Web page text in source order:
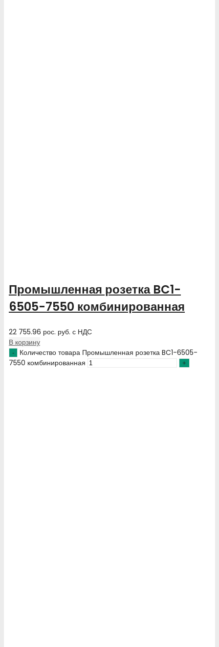
Промышленная розетка BC1-
6505-7550 комбинированная
22 755.96 рос. руб. с НДС
В корзину
Количество товара Промышленная розетка BC1-6505-
7550 комбинированная